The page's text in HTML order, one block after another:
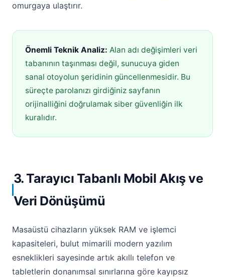
omurgaya ulaştırır.
Önemli Teknik Analiz: Alan adı değişimleri veri
tabanının taşınması değil, sunucuya giden
sanal otoyolun şeridinin güncellenmesidir. Bu
süreçte parolanızı girdiğiniz sayfanın
orijinalliğini doğrulamak siber güvenliğin ilk
kuralıdır.
3. Tarayıcı Tabanlı Mobil Akış ve
Veri Dönüşümü
Masaüstü cihazların yüksek RAM ve işlemci
kapasiteleri, bulut mimarili modern yazılım
esneklikleri sayesinde artık akıllı telefon ve
tabletlerin donanımsal sınırlarına göre kayıpsız